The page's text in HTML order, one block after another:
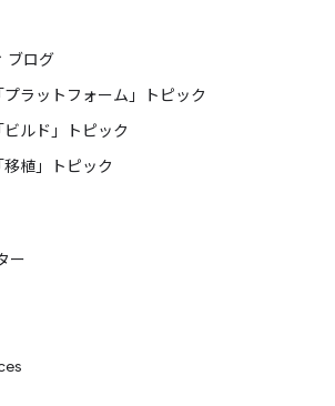
ブログ
ラットフォーム」トピック
ルド」トピック
植」トピック
ー